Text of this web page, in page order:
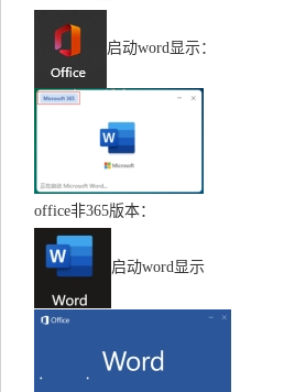
启动word显示：
office非365版本：
启动word显示